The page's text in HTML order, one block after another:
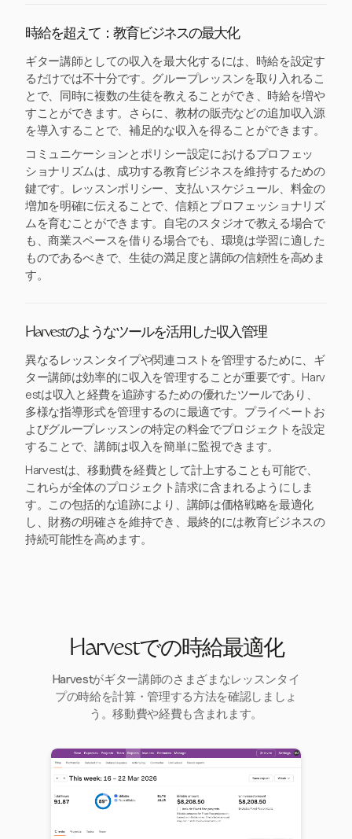
時給を超えて：教育ビジネスの最大化
ギター講師としての収入を最大化するには、時給を設定す
るだけでは不十分です。グループレッスンを取り入れるこ
とで、同時に複数の生徒を教えることができ、時給を増や
すことができます。さらに、教材の販売などの追加収入源
を導入することで、補足的な収入を得ることができます。
コミュニケーションとポリシー設定におけるプロフェッ
ショナリズムは、成功する教育ビジネスを維持するための
鍵です。レッスンポリシー、支払いスケジュール、料金の
増加を明確に伝えることで、信頼とプロフェッショナリズ
ムを育むことができます。自宅のスタジオで教える場合で
も、商業スペースを借りる場合でも、環境は学習に適した
ものであるべきで、生徒の満足度と講師の信頼性を高めま
す。
Harvestのようなツールを活用した収入管理
異なるレッスンタイプや関連コストを管理するために、ギ
ター講師は効率的に収入を管理することが重要です。Harv
estは収入と経費を追跡するための優れたツールであり、
多様な指導形式を管理するのに最適です。プライベートお
よびグループレッスンの特定の料金でプロジェクトを設定
することで、講師は収入を簡単に監視できます。
Harvestは、移動費を経費として計上することも可能で、
これらが全体のプロジェクト請求に含まれるようにしま
す。この包括的な追跡により、講師は価格戦略を最適化
し、財務の明確さを維持でき、最終的には教育ビジネスの
持続可能性を高めます。
Harvestでの時給最適化
Harvestがギター講師のさまざまなレッスンタイ
プの時給を計算・管理する方法を確認しましょ
う。移動費や経費も含まれます。